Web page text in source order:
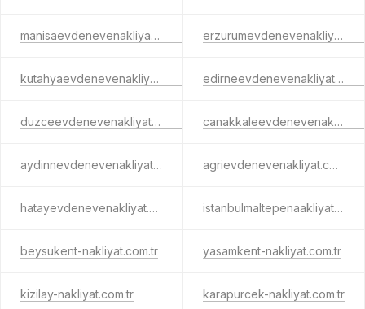
manisaevdenevenakliyat.com.tr erzurumevdenevenakliyat.com.tr
kutahyaevdenevenakliyat.com.tr edirneevdenevenakliyat.com.tr
duzceevdenevenakliyat.com.tr canakkaleevdenevenakliyat.com.tr
aydinnevdenevenakliyat.com.tr agrievdenevenakliyat.com.tr
hatayevdenevenakliyat.com.tr istanbulmaltepenaakliyat.com.tr
beysukent-nakliyat.com.tr yasamkent-nakliyat.com.tr
kizilay-nakliyat.com.tr karapurcek-nakliyat.com.tr